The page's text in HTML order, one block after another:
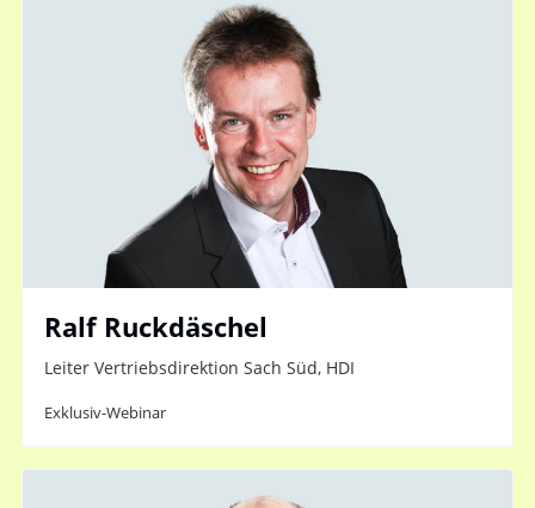
Ralf Ruckdäschel
Leiter Vertriebsdirektion Sach Süd, HDI
Exklusiv-Webinar